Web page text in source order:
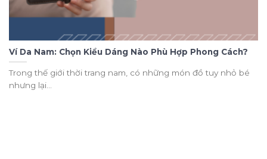
Ví Da Nam: Chọn Kiểu Dáng Nào Phù Hợp Phong Cách?
Trong thế giới thời trang nam, có những món đồ tuy nhỏ bé
nhưng lại...